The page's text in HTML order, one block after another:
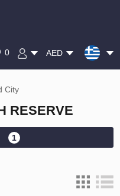
0 AED
City
RESERVE
1